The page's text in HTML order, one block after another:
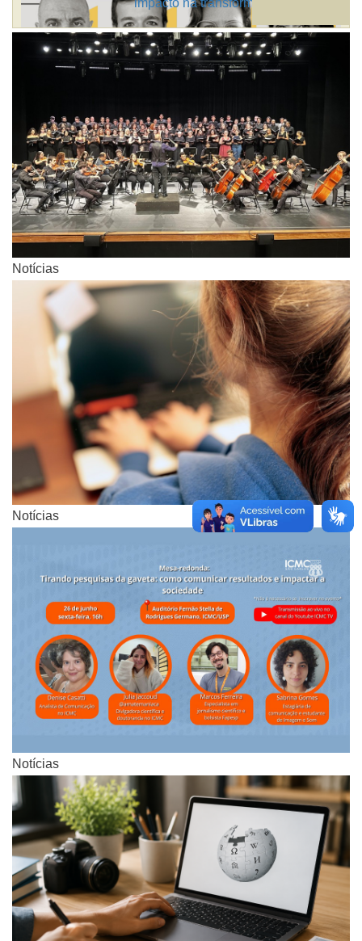
impacto na transformação social
Notícias
Notícias
Notícias
Notícias